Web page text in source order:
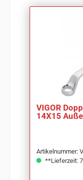
VIGOR
14X15
Artikelnummer:
**Lieferzeit: